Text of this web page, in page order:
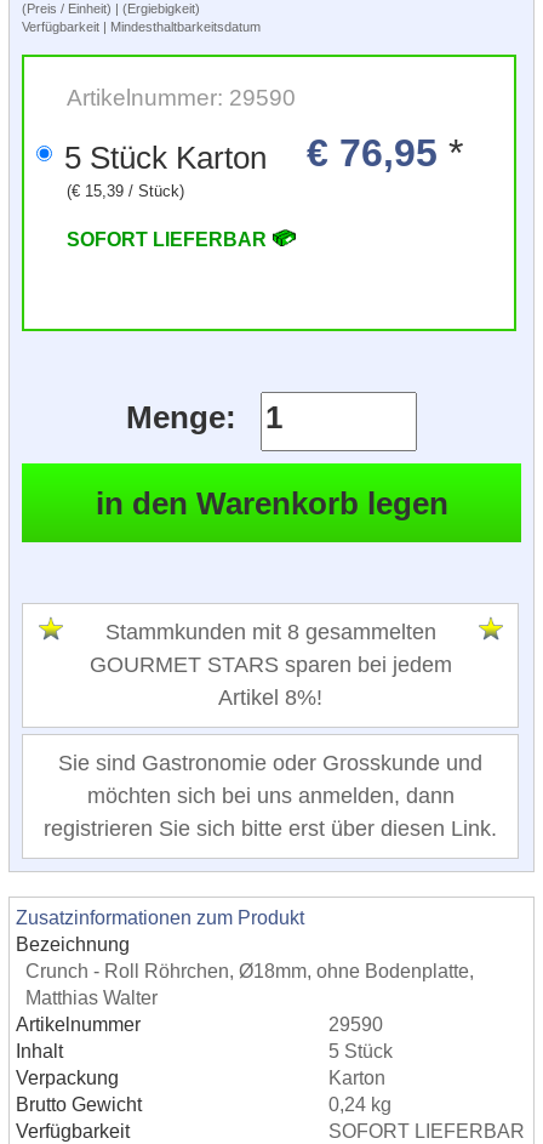
(Preis / Einheit) | (Ergiebigkeit)
Verfügbarkeit | Mindesthaltbarkeitsdatum
Artikelnummer: 29590
5 Stück Karton € 76,95 *
(€ 15,39 / Stück)
SOFORT LIEFERBAR
Menge:
Stammkunden mit 8 gesammelten
GOURMET STARS sparen bei jedem
Artikel 8%!
Sie sind Gastronomie oder Grosskunde und
möchten sich bei uns anmelden, dann
registrieren Sie sich bitte erst über diesen Link.
Zusatzinformationen zum Produkt
Bezeichnung
Crunch - Roll Röhrchen, Ø18mm, ohne Bodenplatte,
Matthias Walter
Artikelnummer
29590
Inhalt
5 Stück
Verpackung
Karton
Brutto Gewicht
0,24 kg
Verfügbarkeit
SOFORT LIEFERBAR